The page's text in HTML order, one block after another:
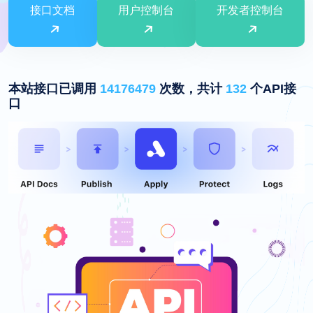
接口文档 用户控制台 开发者控制台
本站接口已调用 14176479 次数，共计 132 个API接
口